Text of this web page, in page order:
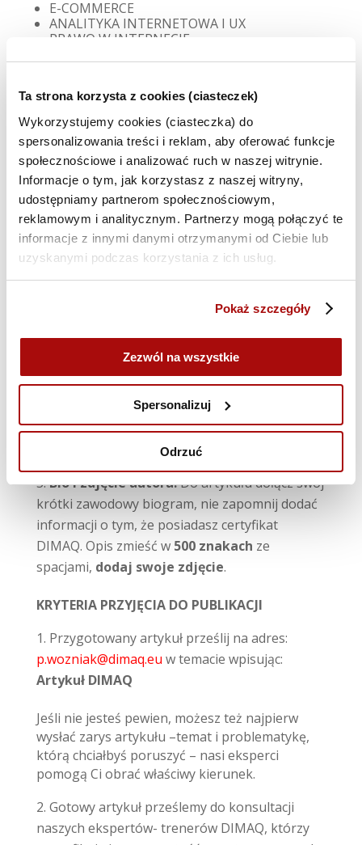
Ta strona korzysta z cookies (ciasteczek)
Wykorzystujemy cookies (ciasteczka) do
spersonalizowania treści i reklam, aby oferować funkcje
społecznościowe i analizować ruch w naszej witrynie.
Informacje o tym, jak korzystasz z naszej witryny,
udostępniamy partnerom społecznościowym,
reklamowym i analitycznym. Partnerzy mogą połączyć te
informacje z innymi danymi otrzymanymi od Ciebie lub
uzyskanymi podczas korzystania z ich usług.
Pokaż szczegóły
Zezwól na wszystkie
Spersonalizuj
Odrzuć
E-COMMERCE
ANALITYKA INTERNETOWA I UX
PRAWO W INTERNECIE
Przyjmujemy artykuł w dowolnej formie –
porady praktyczne/narzędziowe, felietony,
opisy badań, studia przypadków, komentarze
eksperckie do zjawisk/wydarzeń w świecie
marketingu etc. Sugerujemy, aby był pisany z
Twojej perspektywy jako autora zwracającego
się bezpośrednio do odbiorców. Artykuł zyska,
jeśli oprócz faktów i danych podzielisz się
swoimi spostrzeżeniami i przemyśleniami na
opisywany temat. Język powinien być lekki.
6000-10 000 znaków (ze
spacjami)
Mile widziane
grafiki/zdjęcia/wykresy/infografiki ilustrujące
zagadnienia poruszane w artykule. Jeśli nie
dysponujesz żadnymi grafikami lub artykuł ich
Bio i zdjęcie autora:Do artykułu dołącz swój
krótki zawodowy biogram, nie zapomnij dodać
informacji o tym, że posiadasz certyfikat
DIMAQ. Opis zmieść w 500 znakach ze
spacjami, dodaj swoje zdjęcie.
KRYTERIA PRZYJĘCIA DO PUBLIKACJI
Przygotowany artykuł prześlij na adres:
p.wozniak@dimaq.eu w temacie wpisując:
Artykuł DIMAQ
Jeśli nie jesteś pewien, możesz też najpierw
wysłać zarys artykułu –temat i problematykę,
którą chciałbyś poruszyć – nasi eksperci
pomogą Ci obrać właściwy kierunek.
Gotowy artykuł prześlemy do konsultacji
naszych ekspertów- trenerów DIMAQ, którzy